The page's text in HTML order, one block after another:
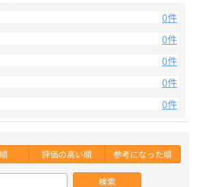
0件
0件
0件
0件
0件
評価の高い順 参考になった順
検索